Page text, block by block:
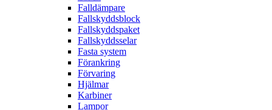
Falldämpare
Fallskyddsblock
Fallskyddspaket
Fallskyddsselar
Fasta system
Förankring
Förvaring
Hjälmar
Karbiner
Lampor